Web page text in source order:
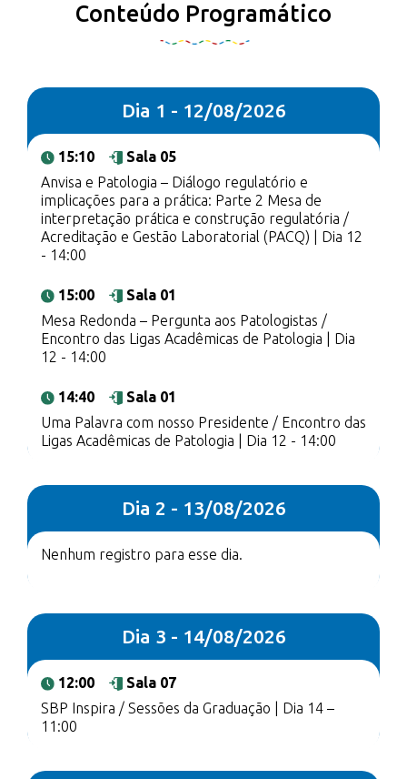
Conteúdo Programático
Dia 1 - 12/08/2026
15:10
Sala 05
Anvisa e Patologia – Diálogo regulatório e
implicações para a prática: Parte 2 Mesa de
interpretação prática e construção regulatória /
Acreditação e Gestão Laboratorial (PACQ) | Dia 12
- 14:00
15:00
Sala 01
Mesa Redonda – Pergunta aos Patologistas /
Encontro das Ligas Acadêmicas de Patologia | Dia
12 - 14:00
14:40
Sala 01
Uma Palavra com nosso Presidente / Encontro das
Ligas Acadêmicas de Patologia | Dia 12 - 14:00
Dia 2 - 13/08/2026
Nenhum registro para esse dia.
Dia 3 - 14/08/2026
12:00
Sala 07
SBP Inspira / Sessões da Graduação | Dia 14 –
11:00